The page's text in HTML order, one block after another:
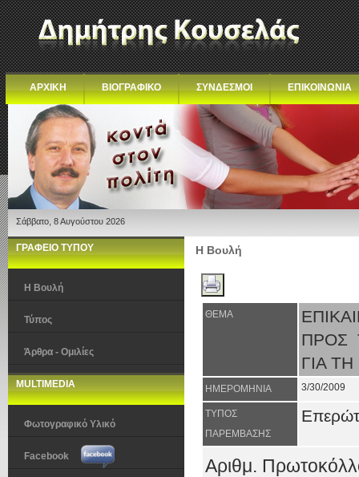
ΑΡΧΙΚΗ ΒΙΟΓΡΑΦΙΚΟ ΣΥΝΔΕΣΜΟΙ ΕΠΙΚΟΙΝΩΝΙΑ
Σάββατο, 8 Αυγούστου 2026
ΓΡΑΦΕΙΟ ΤΥΠΟΥ
Η Βουλή
Τύπος
Άρθρα - Ομιλίες
MULTIMEDIA
Φωτογραφικό Υλικό
Facebook
Η Βουλή
ΘΕΜΑ
ΠΡΟΣ
ΓΙΑ
ΗΜΕΡΟΜΗΝΙΑ 3/30/2009
ΤΥΠΟΣ
ΠΑΡΕΜΒΑΣΗΣ
Αριθμ.